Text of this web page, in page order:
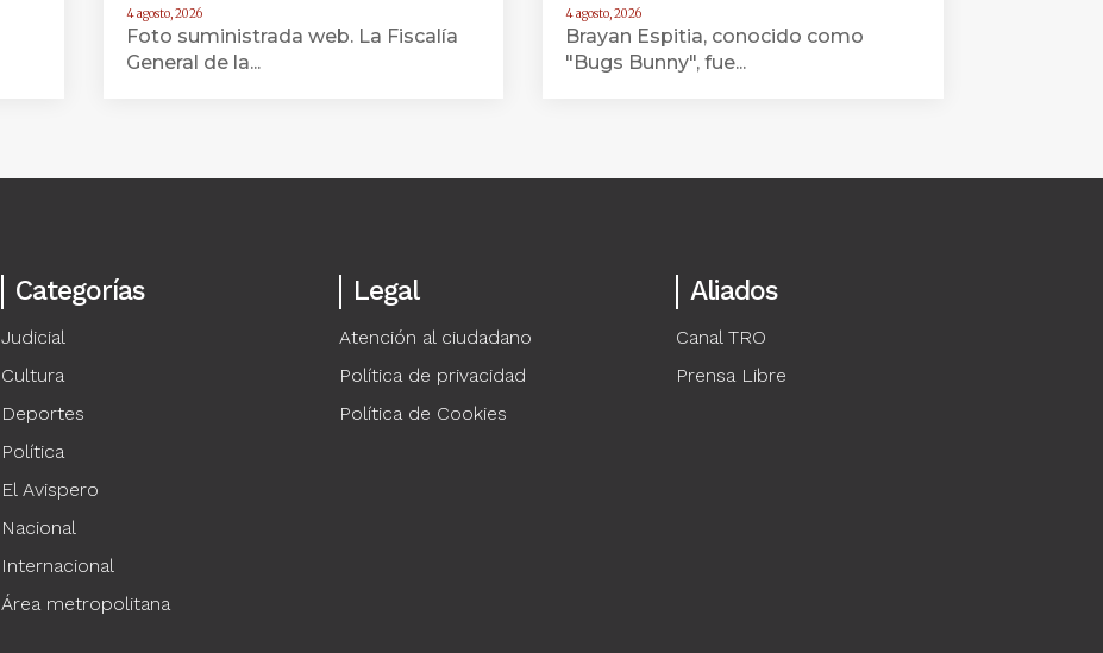
4 agosto, 2026
Foto suministrada web. La Fiscalía
General de la...
4 agosto, 2026
Brayan Espitia, conocido como
"Bugs Bunny", fue...
Categorías
Judicial
Cultura
Deportes
Política
El Avispero
Nacional
Internacional
Área metropolitana
Legal
Atención al ciudadano
Política de privacidad
Política de Cookies
Aliados
Canal TRO
Prensa Libre